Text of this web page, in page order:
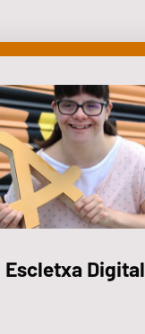
Escletxa Digital